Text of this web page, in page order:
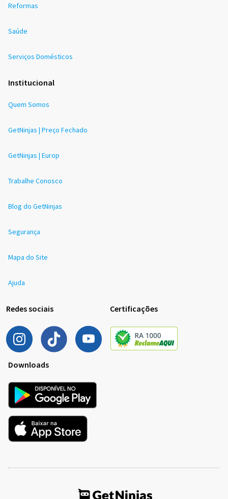
Reformas
Saúde
Serviços Domésticos
Institucional
Quem Somos
GetNinjas | Preço Fechado
GetNinjas | Europ
Trabalhe Conosco
Blog do GetNinjas
Segurança
Mapa do Site
Ajuda
Redes sociais Certificações
Downloads